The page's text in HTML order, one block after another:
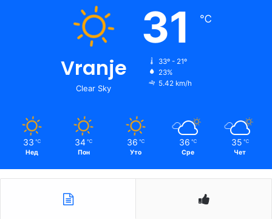
Vranje
Clear Sky
31 ℃
33º - 21º
23%
5.42 km/h
33 ℃
Нед
34 ℃
Пон
36 ℃
Уто
36 ℃
Сре
35 ℃
Чет